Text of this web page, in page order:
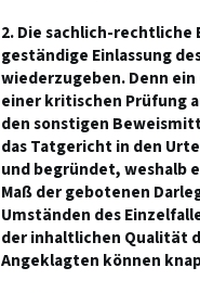
2. Die sachlich-
geständige Einlassung
wiederzugeben. Denn
einer kritischen Prüfung
den sonstigen
das Tatgericht in den
und begründet, weshalb
Maß der gebotenen
Umständen des
der inhaltlichen Qualität
Angeklagten können